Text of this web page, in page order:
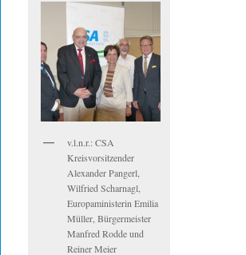
v.l.n.r.: CSA
Kreisvorsitzender
Alexander Pangerl,
Wilfried Scharnagl,
Europaministerin Emilia
Müller, Bürgermeister
Manfred Rodde und
Reiner Meier